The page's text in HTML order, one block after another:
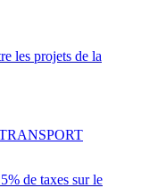
les projets de la
de taxes sur le